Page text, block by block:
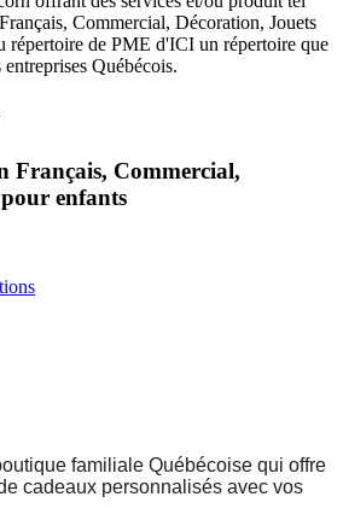
Français, Commercial,
enfants
familiale Québécoise qui offre
cadeaux personnalisés avec vos